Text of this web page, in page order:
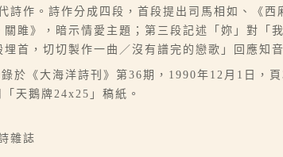
詩作。詩作分成四段，首段提出司馬相如、《
雎》，暗示情愛主題；第三段記述「妳」對
首，切切製作一曲／沒有譜完的戀歌」回應知
於《大海洋詩刊》第36期，1990年12月1日，頁
天鵝牌24x25」稿紙。
雜誌